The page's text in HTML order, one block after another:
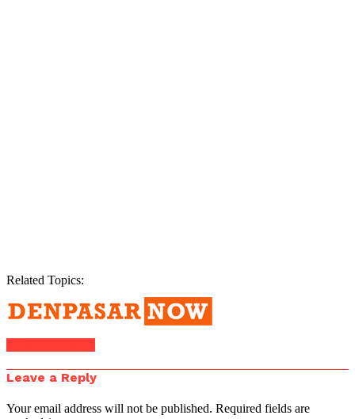
Related Topics:
Leave a Reply
Your email address will not be published. Required fields are